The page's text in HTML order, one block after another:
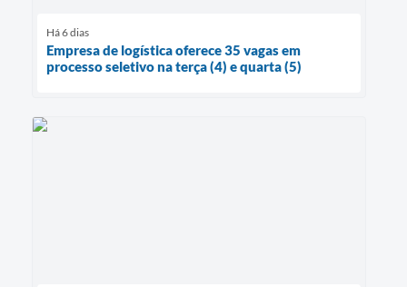
Há 6 dias
Empresa de logística oferece 35 vagas em
processo seletivo na terça (4) e quarta (5)